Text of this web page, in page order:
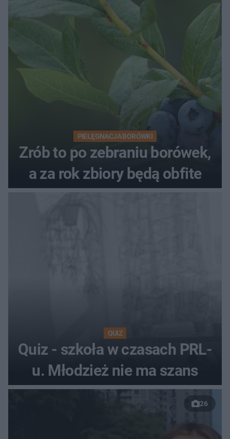
PIELĘGNACJA BORÓWKI
Zrób to po zebraniu borówek,
a za rok zbiory będą obfite
QUIZ
Quiz - szkoła w czasach PRL-
u. Młodzież nie ma szans
26